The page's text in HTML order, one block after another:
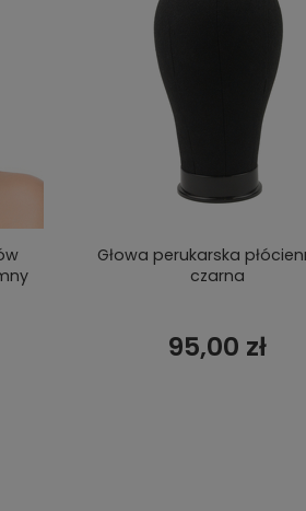
Głowa perukarska
czarna
95,00 zł